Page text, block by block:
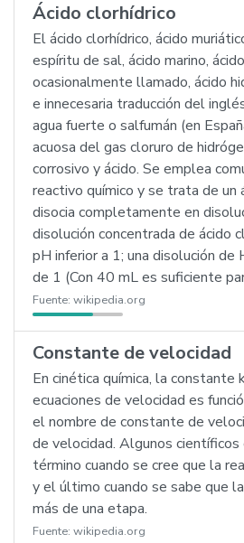
Ácido clorhídrico
El ácido clorhídrico, ácido
espíritu de sal, ácido marino,
ocasionalmente llamado, ácido
e innecesaria traducción del
agua fuerte o salfumán (en
acuosa del gas cloruro de
corrosivo y ácido. Se emplea
reactivo químico y se trata de un
disocia completamente en
disolución concentrada de ácido
pH inferior a 1; una disolución de
de 1 (Con 40 mL es suficiente
Fuente: wikipedia.org
Constante de velocidad
En cinética química, la constante
ecuaciones de velocidad es
el nombre de constante de
de velocidad. Algunos
término cuando se cree que la
y el último cuando se sabe que
más de una etapa.
Fuente: wikipedia.org